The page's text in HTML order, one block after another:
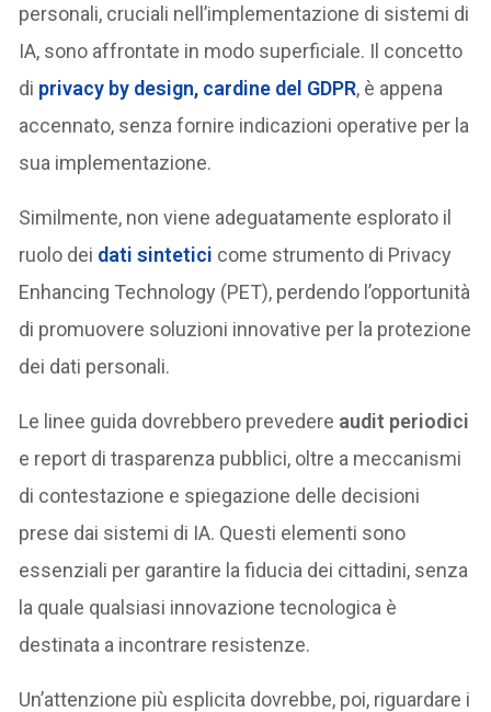
personali, cruciali nell’implementazione di sistemi di
IA, sono affrontate in modo superficiale. Il concetto
di privacy by design, cardine del GDPR, è appena
accennato, senza fornire indicazioni operative per la
sua implementazione.
Similmente, non viene adeguatamente esplorato il
ruolo dei dati sintetici come strumento di Privacy
Enhancing Technology (PET), perdendo l’opportunità
di promuovere soluzioni innovative per la protezione
dei dati personali.
Le linee guida dovrebbero prevedere audit periodici
e report di trasparenza pubblici, oltre a meccanismi
di contestazione e spiegazione delle decisioni
prese dai sistemi di IA. Questi elementi sono
essenziali per garantire la fiducia dei cittadini, senza
la quale qualsiasi innovazione tecnologica è
destinata a incontrare resistenze.
Un’attenzione più esplicita dovrebbe, poi, riguardare i